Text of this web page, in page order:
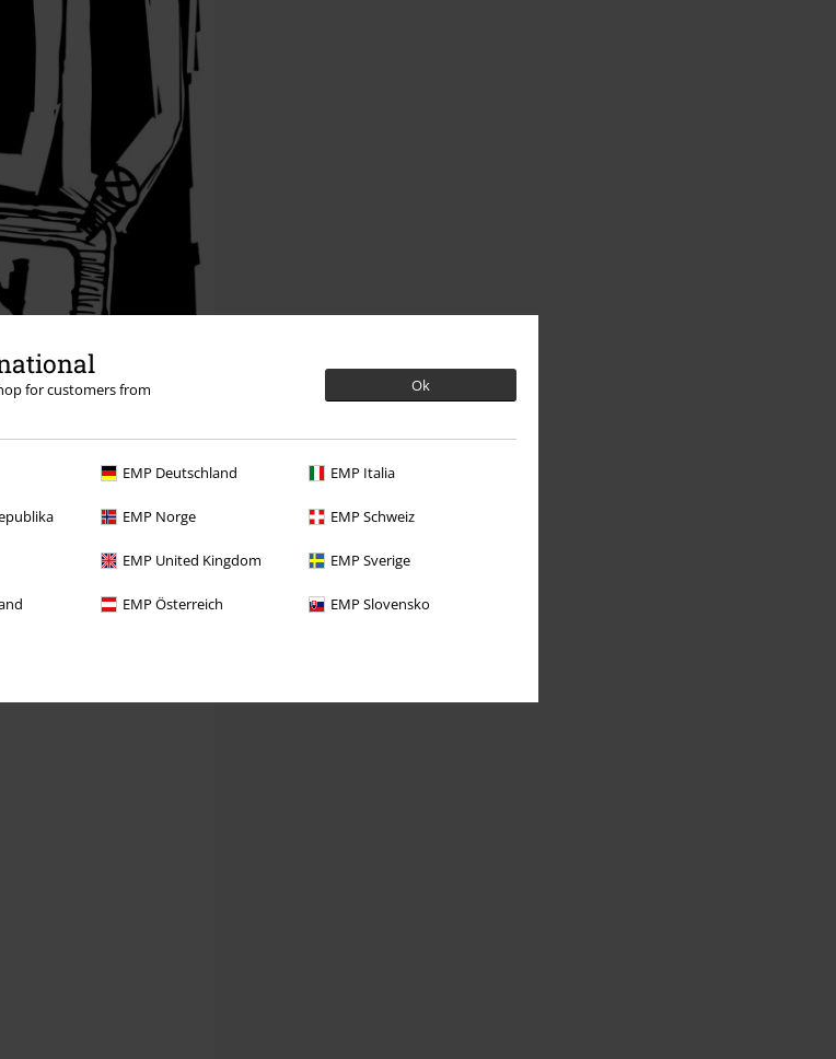
for customers from
Ok
EMP Deutschland EMP Italia
EMP Norge EMP Schweiz
EMP United Kingdom EMP Sverige
EMP Österreich EMP Slovensko